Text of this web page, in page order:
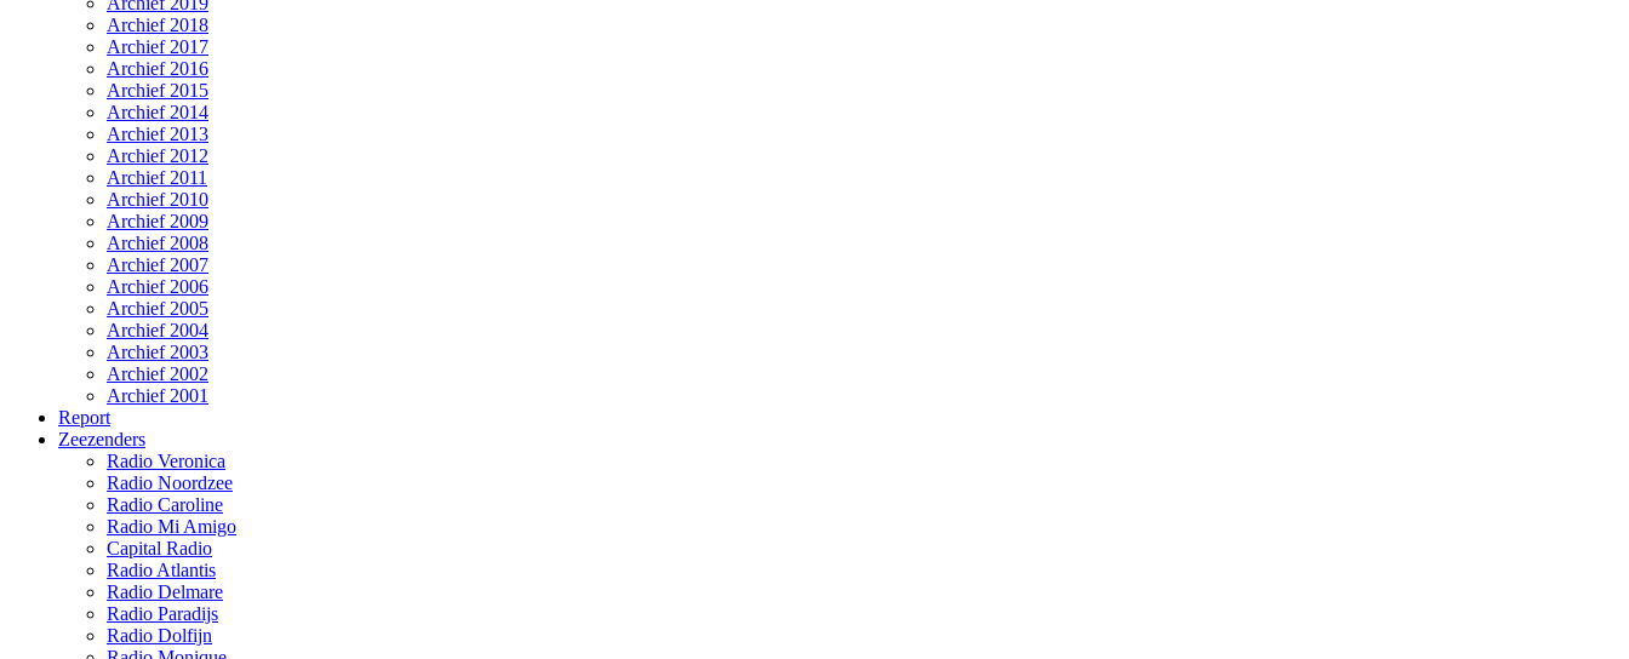
Archief 2018
Archief 2017
Archief 2016
Archief 2015
Archief 2014
Archief 2013
Archief 2012
Archief 2011
Archief 2010
Archief 2009
Archief 2008
Archief 2007
Archief 2006
Archief 2005
Archief 2004
Archief 2003
Archief 2002
Archief 2001
Report
Zeezenders
Radio Veronica
Radio Noordzee
Radio Caroline
Radio Mi Amigo
Capital Radio
Radio Atlantis
Radio Delmare
Radio Paradijs
Radio Dolfijn